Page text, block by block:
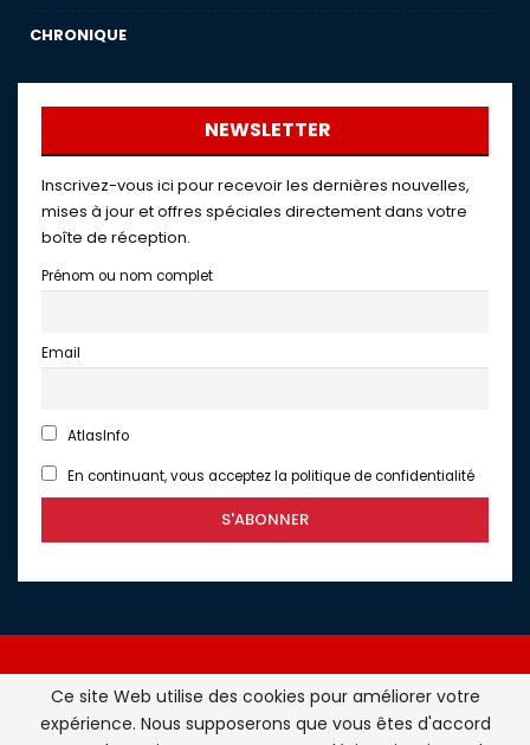
CHRONIQUE
NEWSLETTER
Inscrivez-vous ici pour recevoir les dernières nouvelles,
mises à jour et offres spéciales directement dans votre
boîte de réception.
Prénom ou nom complet
Email
AtlasInfo
En continuant, vous acceptez la politique de confidentialité
Atlasinfo.fr : l'essentiel de l'actualité de la France et du
Ce site Web utilise des cookies pour améliorer votre
expérience. Nous supposerons que vous êtes d'accord